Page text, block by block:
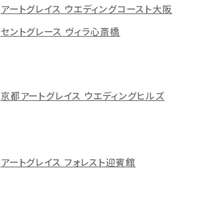
アートグレイス ウエディングコースト大阪
セントグレース ヴィラ心斎橋
京都アートグレイス ウエディングヒルズ
アートグレイス フォレスト迎賓館